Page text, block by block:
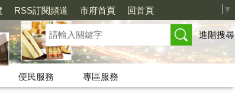
RSS訂閱頻道 市府首頁 回首頁 ▼
進階搜尋
便民服務
專區服務